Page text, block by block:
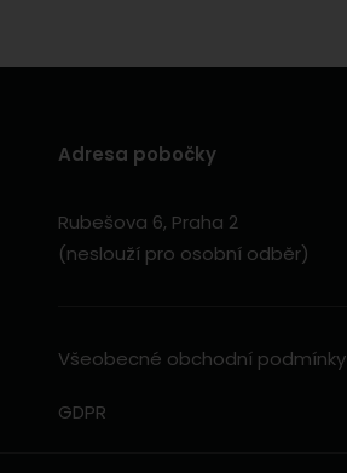
Adresa pobočky
Rubešova 6, Praha 2
(neslouží pro osobní odběr)
Všeobecné obchodní podmínky
GDPR